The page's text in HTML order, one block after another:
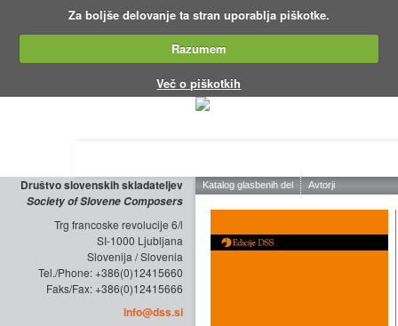
Za boljše delovanje ta stran uporablja piškotke.
Razumem
Več o piškotkih
Društvo slovenskih skladateljev
Society of Slovene Composers
Trg francoske revolucije 6/l
SI-1000 Ljubljana
Slovenija / Slovenia
Tel./Phone: +386(0)12415660
Faks/Fax: +386(0)12415666
info@dss.si